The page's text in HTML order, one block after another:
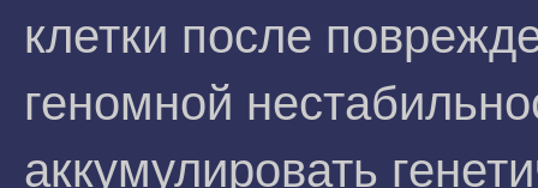
клетки после
геномной
аккумулировать